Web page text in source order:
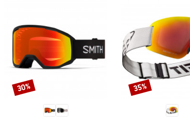
Rabat
30% Rabat
35%